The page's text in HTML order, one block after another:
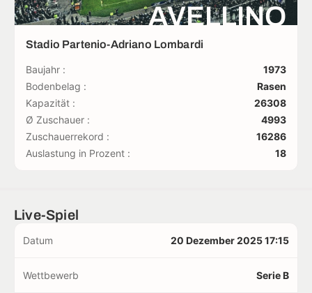
AVELLINO
Stadio Partenio-Adriano Lombardi
Baujahr :
1973
Bodenbelag :
Rasen
Kapazität :
26308
Ø Zuschauer :
4993
Zuschauerrekord :
16286
Auslastung in Prozent :
18
Live-Spiel
Datum 20 Dezember 2025 17:15
Wettbewerb Serie B